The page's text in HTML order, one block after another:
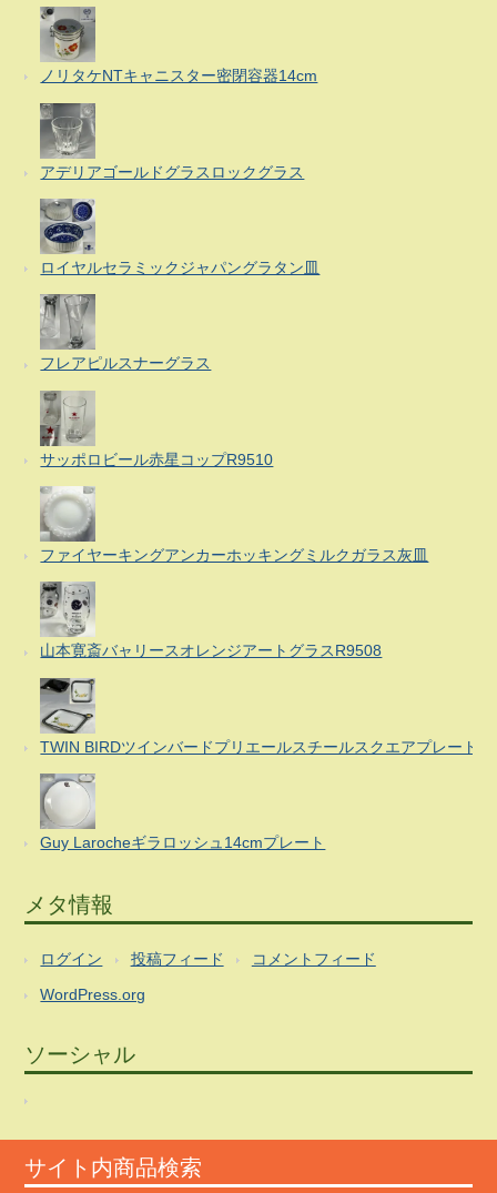
ノリタケNTキャニスター密閉容器14cm
アデリアゴールドグラスロックグラス
ロイヤルセラミックジャパングラタン皿
フレアピルスナーグラス
サッポロビール赤星コップR9510
ファイヤーキングアンカーホッキングミルクガラス灰皿
山本寛斎バャリースオレンジアートグラスR9508
TWIN BIRDツインバードプリエールスチールスクエアプレート
Guy Larocheギラロッシュ14cmプレート
メタ情報
ログイン 投稿フィード コメントフィード
WordPress.org
ソーシャル
サイト内商品検索